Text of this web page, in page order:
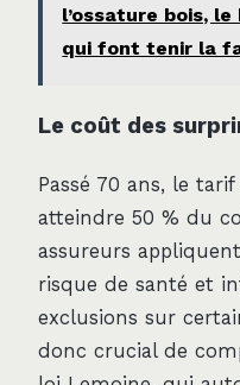
l’ossature bois,
qui font tenir la
Le coût des
Passé 70 ans, le
atteindre 50 % du
assureurs
risque de santé et
exclusions sur
donc crucial de